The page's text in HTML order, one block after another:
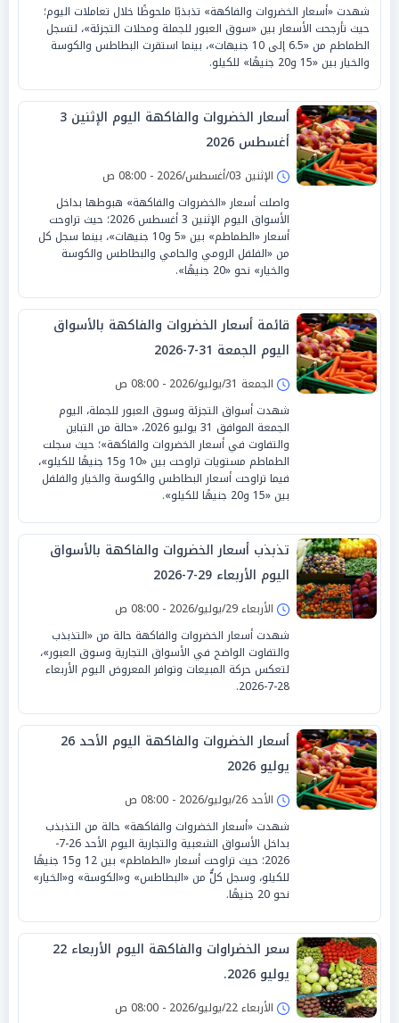
شهدت «أسعار الخضروات والفاكهة» تذبذبًا ملحوظًا خلال تعاملات اليوم؛
حيث تأرجحت الأسعار بين «سوق العبور للجملة ومحلات التجزئة»، لتسجل
الطماطم من «6.5 إلى 10 جنيهات»، بينما استقرت البطاطس والكوسة
والخيار بين «15 و20 جنيهًا» للكيلو.
أسعار الخضروات والفاكهة اليوم الإثنين 3
أغسطس 2026
الإثنين 03/أغسطس/2026 - 08:00 ص
واصلت أسعار «الخضروات والفاكهة» هبوطها بداخل
الأسواق اليوم الإثنين 3 أغسطس 2026؛ حيث تراوحت
أسعار «الطماطم» بين «5 و10 جنيهات»، بينما سجل كل
من «الفلفل الرومي والحامي والبطاطس والكوسة
والخيار» نحو «20 جنيهًا».
قائمة أسعار الخضروات والفاكهة بالأسواق
اليوم الجمعة 31-7-2026
الجمعة 31/يوليو/2026 - 08:00 ص
شهدت أسواق التجزئة وسوق العبور للجملة، اليوم
الجمعة الموافق 31 يوليو 2026، «حالة من التباين
والتفاوت في أسعار الخضروات والفاكهة»؛ حيث سجلت
الطماطم مستويات تراوحت بين «10 و15 جنيهًا للكيلو»،
فيما تراوحت أسعار البطاطس والكوسة والخيار والفلفل
بين «15 و20 جنيهًا للكيلو».
تذبذب أسعار الخضروات والفاكهة بالأسواق
اليوم الأربعاء 29-7-2026
الأربعاء 29/يوليو/2026 - 08:00 ص
شهدت أسعار الخضروات والفاكهة حالة من «التذبذب
والتفاوت الواضح في الأسواق التجارية وسوق العبور»،
لتعكس حركة المبيعات وتوافر المعروض اليوم الأربعاء
28-7-2026.
أسعار الخضروات والفاكهة اليوم الأحد 26
يوليو 2026
الأحد 26/يوليو/2026 - 08:00 ص
شهدت «أسعار الخضروات والفاكهة» حالة من التذبذب
بداخل الأسواق الشعبية والتجارية اليوم الأحد 26-7-
2026؛ حيث تراوحت أسعار «الطماطم» بين 12 و15 جنيهًا
للكيلو، وسجل كلٌّ من «البطاطس» و«الكوسة» و«الخيار»
نحو 20 جنيهًا.
سعر الخضراوات والفاكهة اليوم الأربعاء 22
يوليو 2026.
الأربعاء 22/يوليو/2026 - 08:00 ص